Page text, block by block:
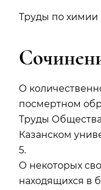
Труды по химии
О
посмертном
Труды
Казанском
5.
О некоторых
находящихся в